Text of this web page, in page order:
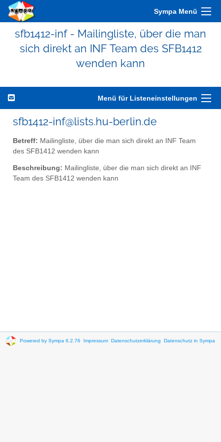
Sympa Menü
sfb1412-inf - Mailingliste, über die man
sich direkt an INF Team des SFB1412
wenden kann
Menü für Listeneinstellungen
sfb1412-inf@lists.hu-berlin.de
Betreff: Mailingliste, über die man sich direkt an INF Team
des SFB1412 wenden kann
Beschreibung: Mailingliste, über die man sich direkt an INF
Team des SFB1412 wenden kann
Powered by Sympa 6.2.76 Impressum Datenschutzerklärung Datenschutz in Sympa